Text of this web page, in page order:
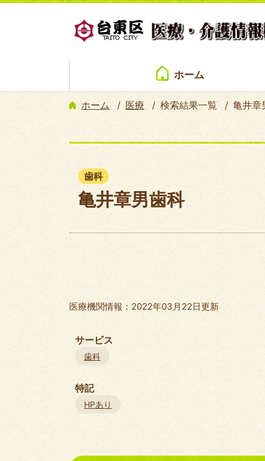
ホーム
ホーム 医療 検索結果一覧 亀井章
歯科
亀井章男歯科
医療機関情報：2022年03月22日更新
サービス
歯科
特記
HPあり